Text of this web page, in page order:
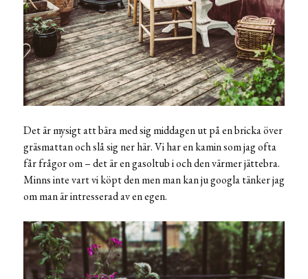
Det är mysigt att bära med sig middagen ut på en bricka över
gräsmattan och slå sig ner här. Vi har en kamin som jag ofta
får frågor om – det är en gasoltub i och den värmer jättebra.
Minns inte vart vi köpt den men man kan ju googla tänker jag
om man är intresserad av en egen.